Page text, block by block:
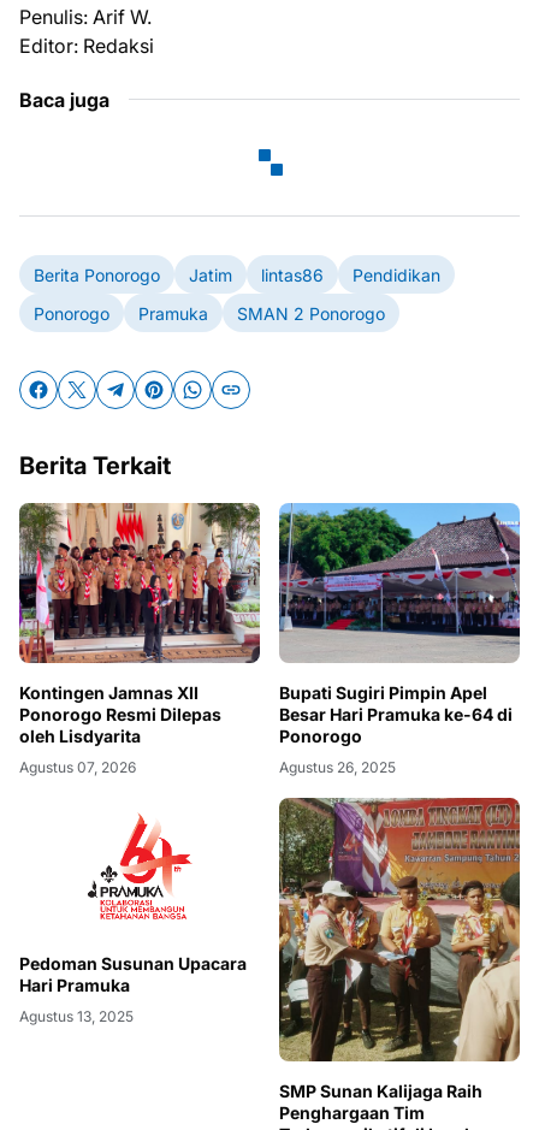
Penulis: Arif W.
Editor: Redaksi
Baca juga
Berita Ponorogo Jatim lintas86
Pendidikan
Ponorogo
Pramuka SMAN 2 Ponorogo
Berita Terkait
Kontingen Jamnas XII
Ponorogo Resmi Dilepas
oleh Lisdyarita
Agustus 07, 2026
Bupati Sugiri Pimpin Apel
Besar Hari Pramuka ke-64 di
Ponorogo
Agustus 26, 2025
Pedoman Susunan Upacara
Hari Pramuka
Agustus 13, 2025
SMP Sunan Kalijaga Raih
Penghargaan Tim